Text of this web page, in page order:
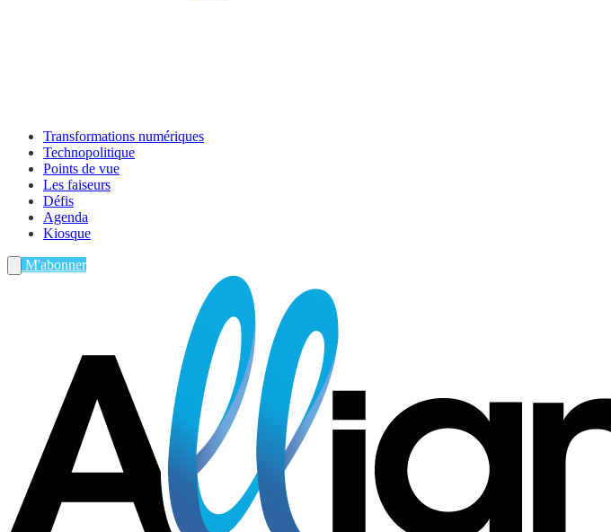
Transformations numériques
Technopolitique
Points de vue
Les faiseurs
Défis
Agenda
Kiosque
M'abonner